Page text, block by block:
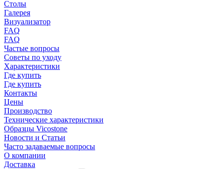
Столы
Галерея
Визуализатор
FAQ
FAQ
Частые вопросы
Советы по уходу
Характеристики
Где купить
Где купить
Контакты
Цены
Производство
Технические характеристики
Образцы Vicostone
Новости и Статьи
Часто задаваемые вопросы
О компании
Доставка